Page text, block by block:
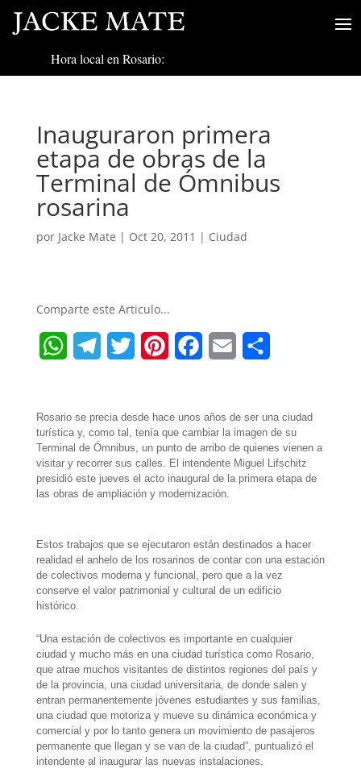
Hora local en Rosario:
Inauguraron primera
etapa de obras de la
Terminal de Ómnibus
rosarina
por Jacke Mate | Oct 20, 2011 | Ciudad
Comparte este Articulo...
a
t
s
p
p
l
e
g
a
m
i
t
t
n
t
e
s
t
c
e
b
k
a
i
l
a
r
e
Rosario se precia desde hace unos años de ser una ciudad
turística y, como tal, tenía que cambiar la imagen de su
Terminal de Ómnibus, un punto de arribo de quienes vienen a
visitar y recorrer sus calles. El intendente Miguel Lifschitz
presidió este jueves el acto inaugural de la primera etapa de
las obras de ampliación y modernización.
Estos trabajos que se ejecutaron están destinados a hacer
realidad el anhelo de los rosarinos de contar con una estación
de colectivos moderna y funcional, pero que a la vez
conserve el valor patrimonial y cultural de un edificio
histórico.
“Una estación de colectivos es importante en cualquier
ciudad y mucho más en una ciudad turística como Rosario,
que atrae muchos visitantes de distintos regiones del país y
de la provincia, una ciudad universitaria, de donde salen y
entran permanentemente jóvenes estudiantes y sus familias,
una ciudad que motoriza y mueve su dinámica económica y
comercial y por lo tanto genera un movimiento de pasajeros
permanente que llegan y se van de la ciudad”, puntualizó el
intendente al inaugurar las nuevas instalaciones.